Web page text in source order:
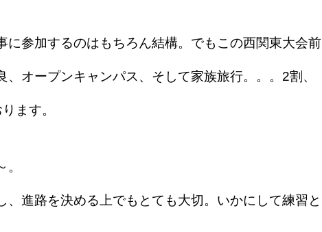
参加するのはもちろん結構。でもこの西関東大会前
、オープンキャンパス、そして家族旅行。。。2割、
ます。
進路を決める上でもとても大切。いかにして練習と